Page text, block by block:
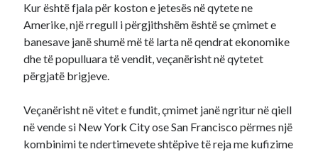
Kur është fjala për koston e jetesës në qytete ne
Amerike, një rregull i përgjithshëm është se çmimet e
banesave janë shumë më të larta në qendrat ekonomike
dhe të populluara të vendit, veçanërisht në qytetet
përgjatë brigjeve.
Veçanërisht në vitet e fundit, çmimet janë ngritur në qiell
në vende si New York City ose San Francisco përmes një
kombinimi te ndertimevete shtëpive të reja me kufizime